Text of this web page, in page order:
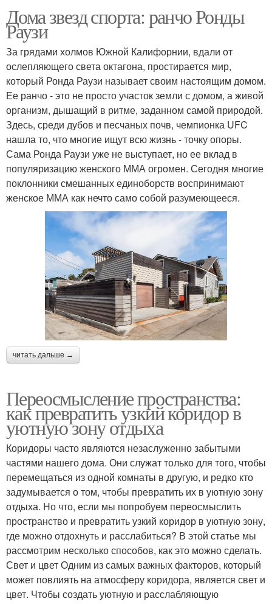
Дома звезд спорта: ранчо Ронды
Раузи
За грядами холмов Южной Калифорнии, вдали от
ослепляющего света октагона, простирается мир,
который Ронда Раузи называет своим настоящим домом.
Ее ранчо - это не просто участок земли с домом, а живой
организм, дышащий в ритме, заданном самой природой.
Здесь, среди дубов и песчаных почв, чемпионка UFC
нашла то, что многие ищут всю жизнь - точку опоры.
Сама Ронда Раузи уже не выступает, но ее вклад в
популяризацию женского ММА огромен. Сегодня многие
поклонники смешанных единоборств воспринимают
женское ММА как нечто само собой разумеющееся.
читать дальше →
Переосмысление пространства:
как превратить узкий коридор в
уютную зону отдыха
Коридоры часто являются незаслуженно забытыми
частями нашего дома. Они служат только для того, чтобы
перемещаться из одной комнаты в другую, и редко кто
задумывается о том, чтобы превратить их в уютную зону
отдыха. Но что, если мы попробуем переосмыслить
пространство и превратить узкий коридор в уютную зону,
где можно отдохнуть и расслабиться? В этой статье мы
рассмотрим несколько способов, как это можно сделать.
Свет и цвет Одним из самых важных факторов, который
может повлиять на атмосферу коридора, является свет и
цвет. Чтобы создать уютную и расслабляющую